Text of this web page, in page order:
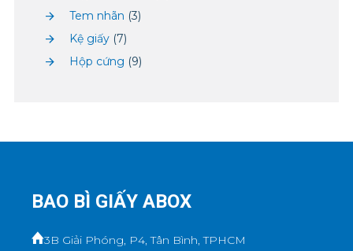
Tem nhãn (3)
Kệ giấy (7)
Hộp cứng (9)
BAO BÌ GIẤY ABOX
3B Giải Phóng, P4, Tân Bình, TPHCM